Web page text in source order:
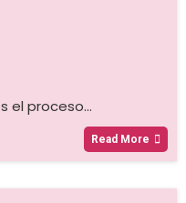
el proceso…
Read More